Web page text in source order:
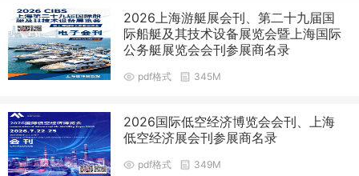
2026上海游艇展会刊、第二十九届国
际船艇及其技术设备展览会暨上海国际
公务艇展览会会刊参展商名录
pdf格式 345M
2026国际低空经济博览会会刊、上海
低空经济展会刊参展商名录
pdf格式 349M